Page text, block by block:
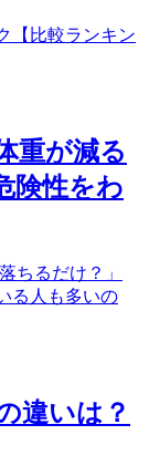
【比較ランキン
重が減る
険性をわ
ちるだけ？」
る人も多いの
違いは？